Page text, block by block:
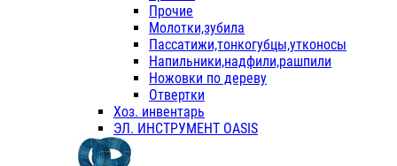
Прочие
Молотки,зубила
Пассатижи,тонкогубцы,утконосы
Напильники,надфили,рашпили
Ножовки по дереву
Отвертки
Хоз. инвентарь
ЭЛ. ИНСТРУМЕНТ OASIS